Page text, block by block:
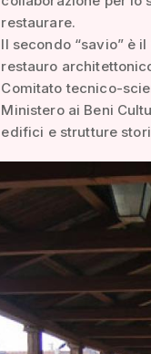
restaurare.
Il secondo “savio” è
restauro
Comitato tecnico-
Ministero ai Beni
edifici e strutture